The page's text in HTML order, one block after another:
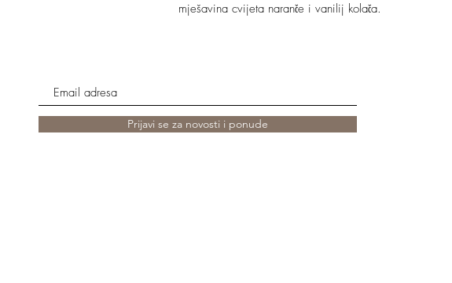
mješavina cvijeta naranče i vanilij kolača.
Prijavi se za novosti i ponude